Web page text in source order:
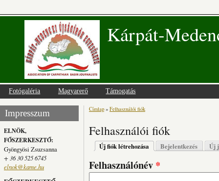
Kárpát-
Fotógaléria Magyarerő Támogatás
Impresszum
ELNÖK,
FŐSZERKESZTŐ:
Gyöngyösi Zsuzsanna
+ 36 30 525 6745
elnok@kame.hu
Jelenlegi hely
Címlap » Felhasználói fiók
Felhasználói fiók
Elsődleges fülek
Új fiók létrehozása (aktív fül)
Bejelentkezés Új
Felhasználónév *